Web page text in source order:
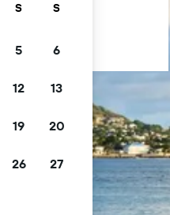
S S
5 6
12 13
19 20
26 27